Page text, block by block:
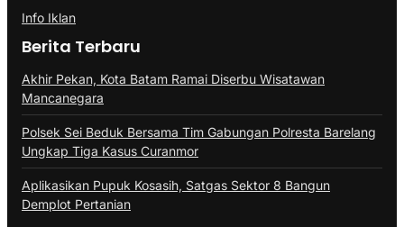
Info Iklan
Berita Terbaru
Akhir Pekan, Kota Batam Ramai Diserbu Wisatawan
Mancanegara
Polsek Sei Beduk Bersama Tim Gabungan Polresta Barelang
Ungkap Tiga Kasus Curanmor
Aplikasikan Pupuk Kosasih, Satgas Sektor 8 Bangun
Demplot Pertanian